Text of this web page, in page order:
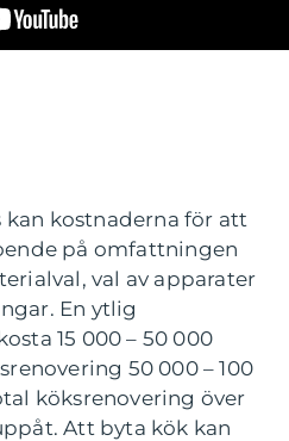
kostnaderna för att
på omfattningen
val av apparater
En ytlig
15 000 – 50 000
50 000 – 100
köksrenovering över
Att byta kök kan